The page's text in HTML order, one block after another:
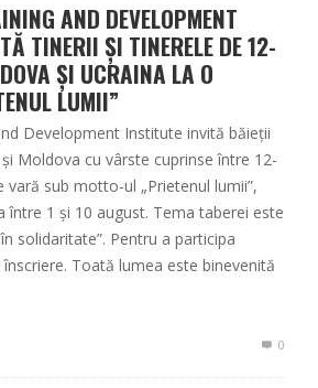
AND DEVELOPMENT
TINERII ȘI TINERELE DE 12-
ȘI UCRAINA LA O
LUMII”
Development Institute invită băieții
Moldova cu vârste cuprinse între 12-
vară sub motto-ul „Prietenul lumii”,
între 1 și 10 august. Tema taberei este
solidaritate”. Pentru a participa
înscriere. Toată lumea este binevenită
0